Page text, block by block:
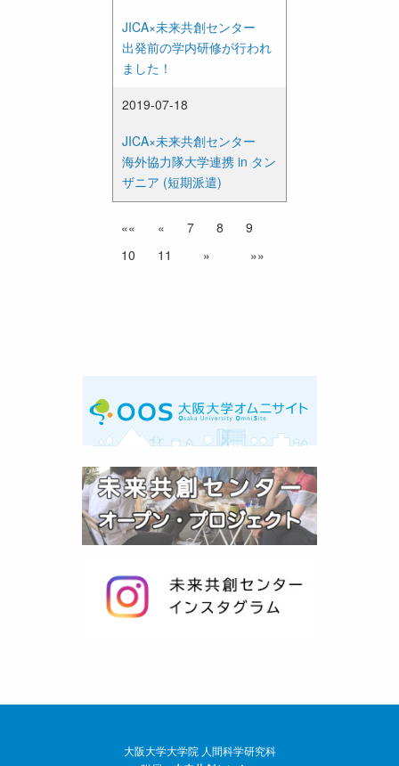
JICA×未来共創センター
出発前の学内研修が行われ
ました！
2019-07-18
JICA×未来共創センター
海外協力隊大学連携 in タン
ザニア (短期派遣)
«« « 7 8
9
10
11 » »»
大阪大学大学院 人間科学研究科